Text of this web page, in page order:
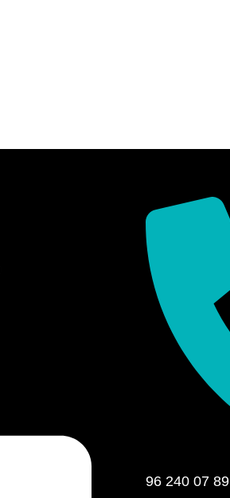
96 240 07 89